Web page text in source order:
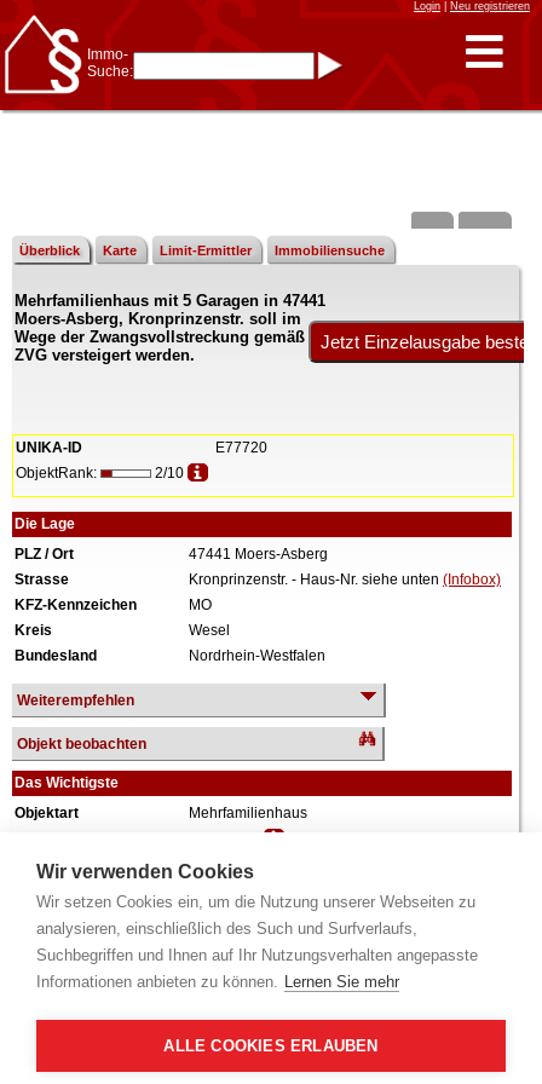
Wir verwenden Cookies
Wir setzen Cookies ein, um die Nutzung unserer Webseiten zu
analysieren, einschließlich des Such und Surfverlaufs,
Suchbegriffen und Ihnen auf Ihr Nutzungsverhalten angepasste
Informationen anbieten zu können. Lernen Sie mehr
ALLE COOKIES ERLAUBEN
Login| Neu registrieren
Immo-
Suche:
z.B.:15 Frankfurtfür
Frankfurt/Oder
und6 Frankfurtfür Frankfurt
Immobiliensuche
nach Kreis
nach Amtsgericht
Überblick Karte Limit-Ermittler Immobiliensuche
Mehrfamilienhaus mit 5 Garagen in 47441
Moers-Asberg, Kronprinzenstr. soll im
Wege der Zwangsvollstreckung gemäß
ZVG versteigert werden.
UNIKA-ID
E77720
ObjektRank:
2/10
Die Lage
PLZ / Ort
47441 Moers-Asberg
Strasse
Kronprinzenstr. - Haus-Nr. siehe unten (Infobox)
KFZ-Kennzeichen
MO
Kreis
Wesel
Bundesland
Nordrhein-Westfalen
Weiterempfehlen
Objekt beobachten
Das Wichtigste
Objektart
Mehrfamilienhaus
Wiederholungstermin
Nein
ca. 1920
Grundstück
Wohnfläche
240 m²
Weiteres
5 Einheiten, 2 Geschosse, ausgebautes